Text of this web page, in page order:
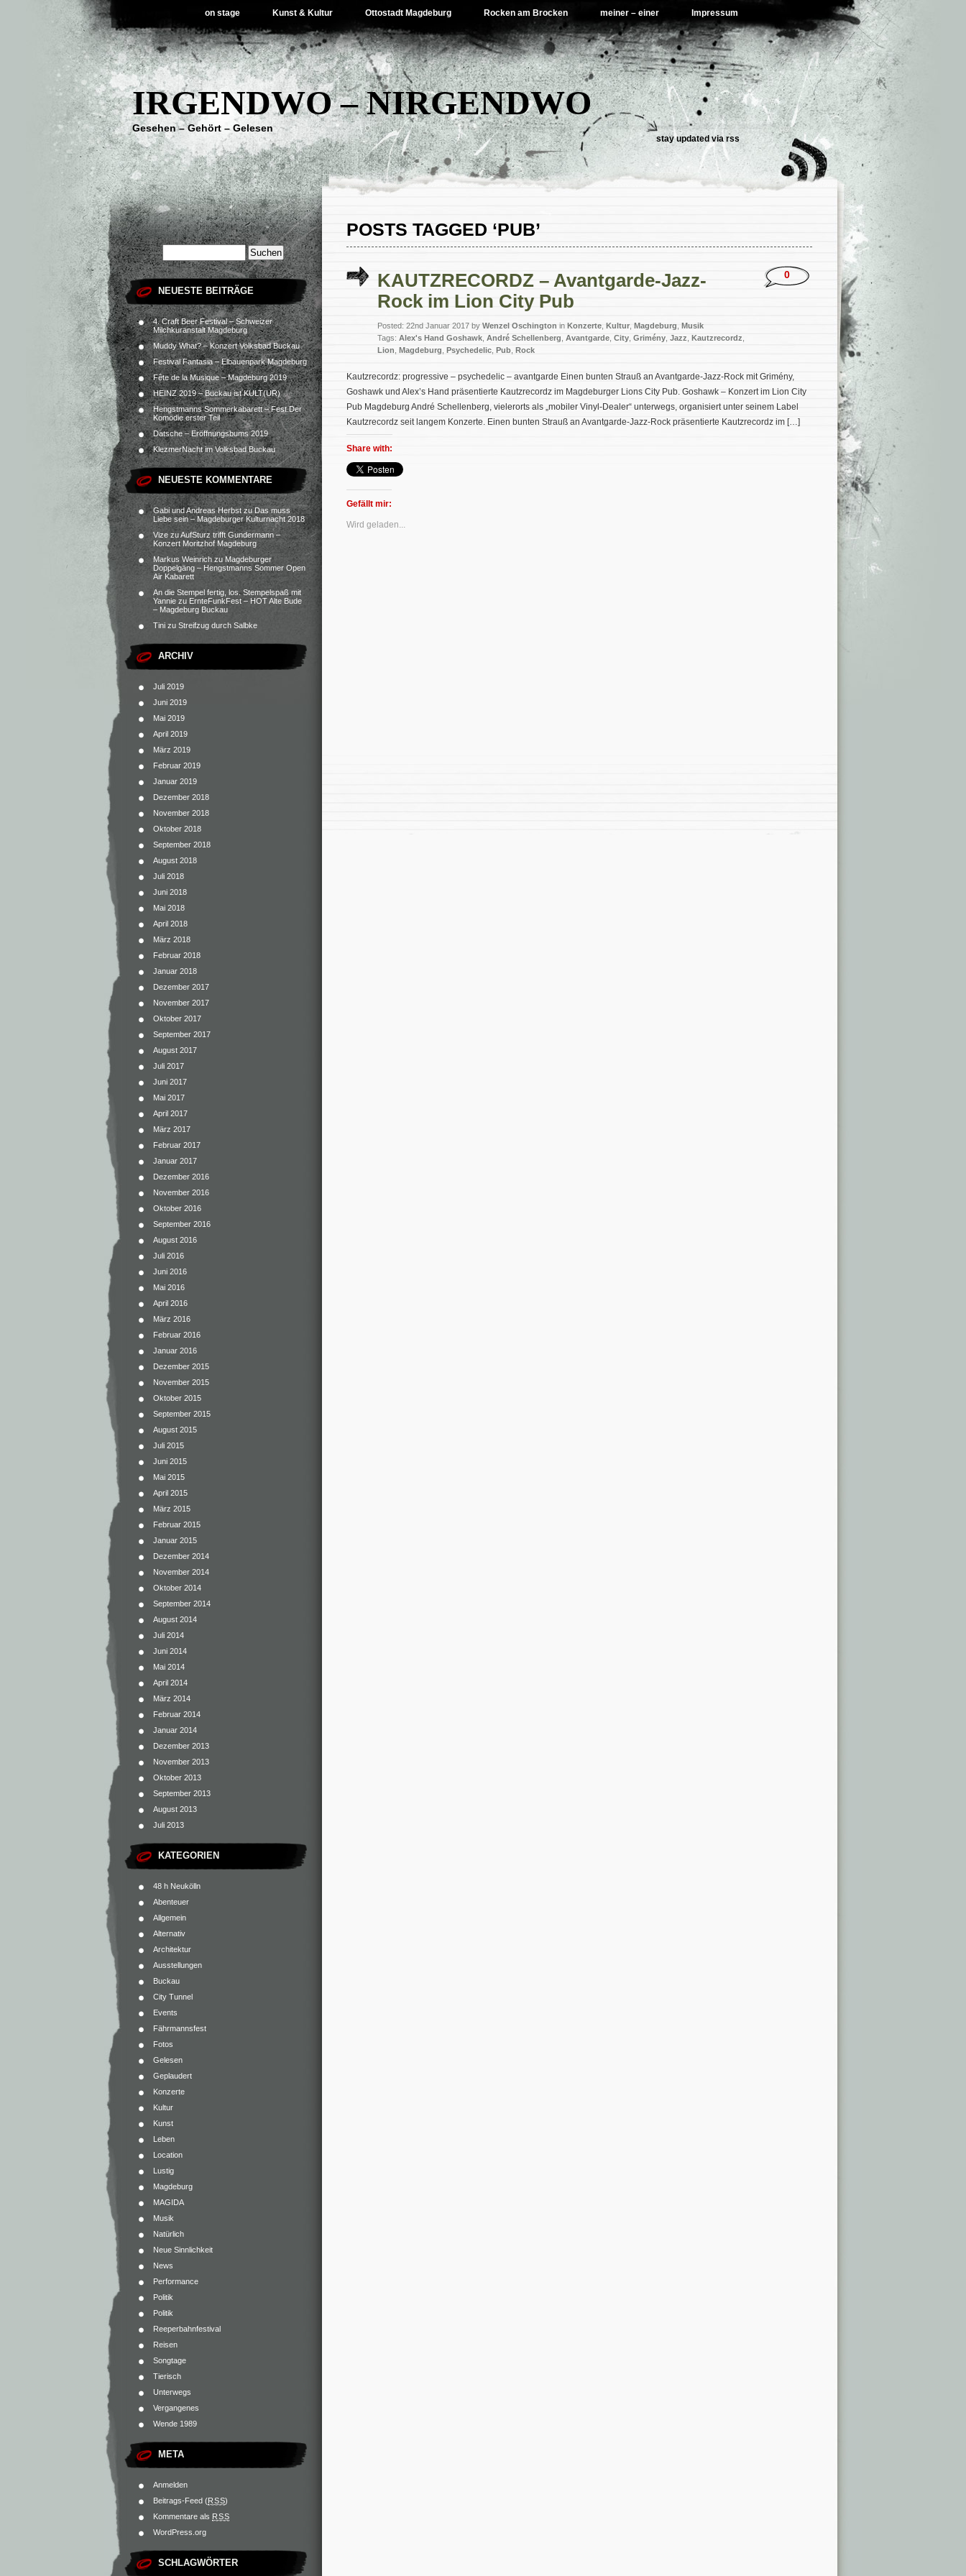
on stage Kunst & Kultur Ottostadt Magdeburg Rocken am Brocken meiner – einer Impressum
IRGENDWO – NIRGENDWO
Gesehen – Gehört – Gelesen
stay updated viarss
NEUESTE BEITRÄGE
4. Craft Beer Festival – Schweizer
Milchkuranstalt Magdeburg
Muddy What? – Konzert Volksbad Buckau
Festival Fantasia – Elbauenpark Magdeburg
Fête de la Musique – Magdeburg 2019
HEINZ 2019 – Buckau ist KULT(UR)
Hengstmanns Sommerkabarett – Fest.Der
Komödie erster Teil
Datsche – Eröffnungsbums 2019
KlezmerNacht im Volksbad Buckau
NEUESTE KOMMENTARE
Gabi und Andreas HerbstzuDas muss
Liebe sein – Magdeburger Kulturnacht 2018
Vize zuAufSturz trifft Gundermann –
Konzert Moritzhof Magdeburg
Markus Weinrich zu Magdeburger
Doppelgäng – Hengstmanns Sommer Open
Air Kabarett
An die Stempel fertig, los. Stempelspaß mit
Yannie zu ErnteFunkFest – HOT Alte Bude
– Magdeburg Buckau
Tini zu Streifzug durch Salbke
ARCHIV
Juli 2019
Juni 2019
Mai 2019
April 2019
März 2019
Februar 2019
Januar 2019
Dezember 2018
November 2018
Oktober 2018
September 2018
August 2018
Juli 2018
Juni 2018
Mai 2018
April 2018
März 2018
Februar 2018
Januar 2018
Dezember 2017
November 2017
Oktober 2017
September 2017
August 2017
Juli 2017
Juni 2017
Mai 2017
April 2017
März 2017
Februar 2017
Januar 2017
Dezember 2016
November 2016
Oktober 2016
September 2016
August 2016
Juli 2016
Juni 2016
Mai 2016
April 2016
März 2016
Februar 2016
Januar 2016
Dezember 2015
November 2015
Oktober 2015
September 2015
August 2015
Juli 2015
Juni 2015
Mai 2015
April 2015
März 2015
Februar 2015
Januar 2015
Dezember 2014
November 2014
Oktober 2014
September 2014
August 2014
Juli 2014
Juni 2014
Mai 2014
April 2014
März 2014
Februar 2014
Januar 2014
Dezember 2013
November 2013
Oktober 2013
September 2013
August 2013
Juli 2013
KATEGORIEN
48 h Neukölln
Abenteuer
Allgemein
Alternativ
Architektur
Ausstellungen
Buckau
City Tunnel
Events
Fährmannsfest
Fotos
Gelesen
Geplaudert
Konzerte
Kultur
Kunst
Leben
Location
Lustig
Magdeburg
MAGIDA
Musik
Natürlich
Neue Sinnlichkeit
News
Performance
Politik
Politik
Reeperbahnfestival
Reisen
Songtage
Tierisch
Unterwegs
Vergangenes
Wende 1989
META
Anmelden
Beitrags-Feed (RSS)
Kommentare als RSS
WordPress.org
SCHLAGWÖRTER
POSTS TAGGED ‘PUB’
KAUTZRECORDZ – Avantgarde-Jazz-
Rock im Lion City Pub
Posted: 22nd Januar 2017 by Wenzel Oschington in Konzerte Kultur, Magdeburg Musik
Tags: Alex's Hand Goshawk André Schellenberg Avantgarde City Grimény Jazz Kautzrecordz
Lion Magdeburg Psychedelic Pub Rock
0
Kautzrecordz: progressive – psychedelic – avantgarde Einen bunten Strauß an Avantgarde-Jazz-Rock mit Grimény,
Goshawk und Alex’s Hand präsentierte Kautzrecordz im Magdeburger Lions City Pub. Goshawk – Konzert im Lion City
Pub Magdeburg André Schellenberg, vielerorts als „mobiler Vinyl-Dealer“ unterwegs, organisiert unter seinem Label
Kautzrecordz seit langem Konzerte. Einen bunten Strauß an Avantgarde-Jazz-Rock präsentierte Kautzrecordz im […]
Share with:
Gefällt mir:
Wird geladen...